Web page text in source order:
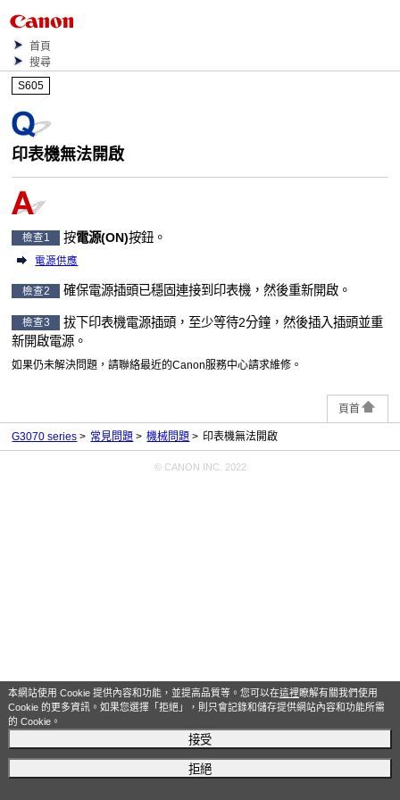
本網站使用 Cookie 提供內容和功能，並提高品質等。您可以在這裡瞭解有關我們使用
Cookie 的更多資訊。如果您選擇「拒絕」，則只會記錄和儲存提供網站內容和功能所需
的 Cookie。
接受
拒絕
首頁
搜尋
S605
印表機無法開啟
檢查1 按電源(ON)按鈕。
電源供應
檢查2 確保電源插頭已穩固連接到 印表機 ，然後重新開啟。
檢查3 拔下印表機電源插頭，至少等待2分鐘，然後插入插頭並重
新開啟電源。
如果仍未解決問題，請聯絡最近的Canon服務中心請求維修。
頁首
G3070 series 常見問題 機械問題 印表機無法開啟
© CANON INC. 2022